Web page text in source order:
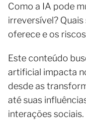
Como a IA pode
irreversível?
oferece e os
Este conteúdo
artificial impacta
desde as
até suas
interações sociais.